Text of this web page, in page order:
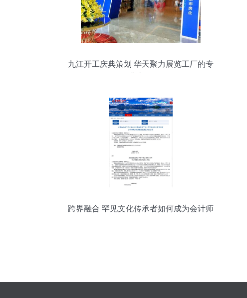
九江开工庆典策划 华天聚力展览工厂的专
跨界融合 罕见文化传承者如何成为会计师